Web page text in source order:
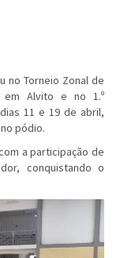
no Torneio Zonal de
em Alvito e no 1.º
11 e 19 de abril,
pódio.
a participação de
conquistando o